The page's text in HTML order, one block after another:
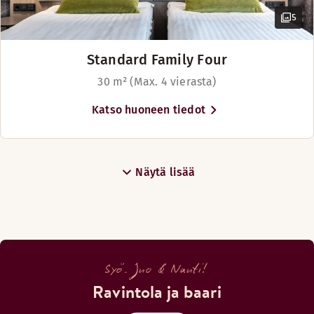
5
Standard Family Four
30 m² (Max. 4 vierasta)
Katso huoneen tiedot
Näytä lisää
Syö. Juo & Nauti!
Ravintola ja baari